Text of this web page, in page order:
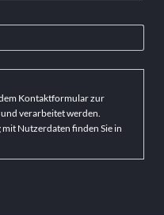
Kontaktformular zur
verarbeitet werden.
Nutzerdaten finden Sie in